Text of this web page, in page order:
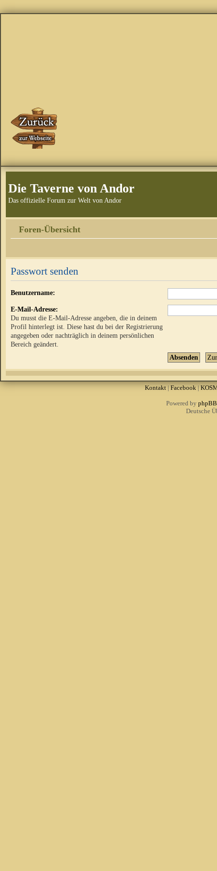
Die Taverne von Andor
Das offizielle Forum zur Welt von Andor
Foren-Übersicht
Passwort senden
Benutzername:
E-Mail-Adresse:
Du musst die E-Mail-Adresse angeben, die in deinem
Profil hinterlegt ist. Diese hast du bei der Registrierung
angegeben oder nachträglich in deinem persönlichen
Bereich geändert.
Kontakt| Facebook |
Powered by phpBB
Deutsche